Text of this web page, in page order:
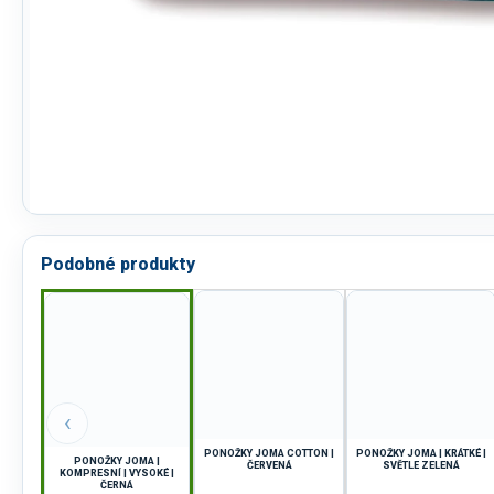
Podobné produkty
‹
PONOŽKY JOMA |
KOMPRESNÍ | VYSOKÉ |
ČERNÁ
PONOŽKY JOMA COTTON |
ČERVENÁ
PONOŽKY JOMA | KRÁTKÉ |
SVĚTLE ZELENÁ